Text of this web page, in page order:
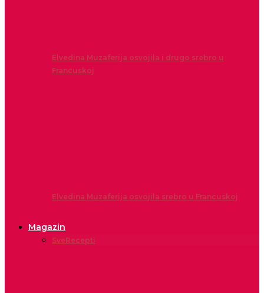
Elvedina Muzaferija osvojila i drugo srebro u
Francuskoj
Elvedina Muzaferija osvojila srebro u Francuskoj
Magazin
SveRecepti